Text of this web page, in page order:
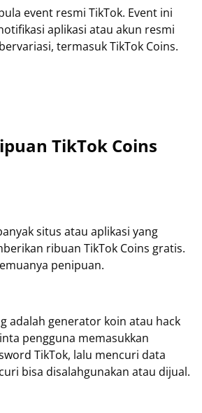
event resmi TikTok. Event ini
aplikasi atau akun resmi
termasuk TikTok Coins.
TikTok Coins
situs atau aplikasi yang
ribuan TikTok Coins gratis.
penipuan.
adalah generator koin atau hack
pengguna memasukkan
TikTok, lalu mencuri data
bisa disalahgunakan atau dijual.